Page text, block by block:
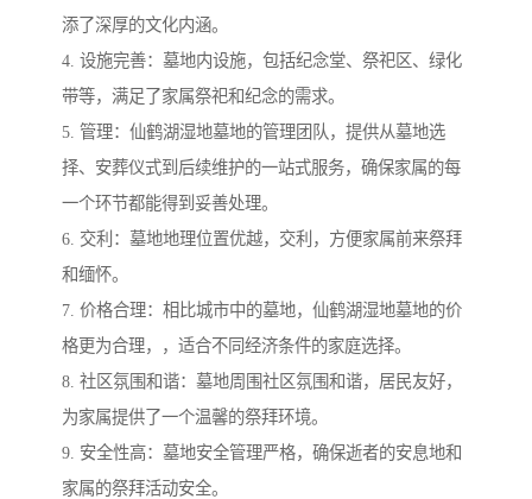
添了深厚的文化内涵。
4. 设施完善：墓地内设施，包括纪念堂、祭祀区、绿化
带等，满足了家属祭祀和纪念的需求。
5. 管理：仙鹤湖湿地墓地的管理团队，提供从墓地选
择、安葬仪式到后续维护的一站式服务，确保家属的每
一个环节都能得到妥善处理。
6. 交利：墓地地理位置优越，交利，方便家属前来祭拜
和缅怀。
7. 价格合理：相比城市中的墓地，仙鹤湖湿地墓地的价
格更为合理，，适合不同经济条件的家庭选择。
8. 社区氛围和谐：墓地周围社区氛围和谐，居民友好，
为家属提供了一个温馨的祭拜环境。
9. 安全性高：墓地安全管理严格，确保逝者的安息地和
家属的祭拜活动安全。